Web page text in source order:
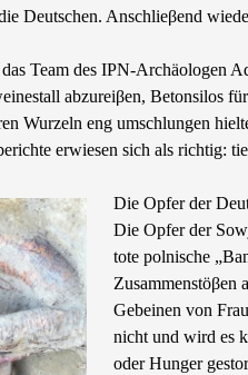
Deutschen. Anschlieβend
Team des IPN-Archäologen
abzureiβen, Betonsilos
Wurzeln eng umschlungen
erwiesen sich als richtig:
Die Opfer der
Die Opfer der
tote polnische
Zusammenstöβen
Gebeinen von
nicht und wird es
oder Hunger